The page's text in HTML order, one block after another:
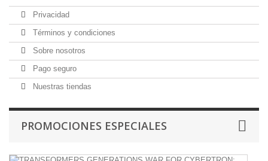
Privacidad
Términos y condiciones
Sobre nosotros
Pago seguro
Nuestras tiendas
PROMOCIONES ESPECIALES